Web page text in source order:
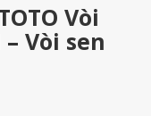
Vòi
Vòi sen